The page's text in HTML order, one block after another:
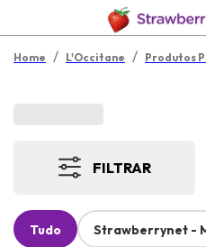
Home / L'Occitane / Produtos
FILTRAR
Tudo Strawberrynet -